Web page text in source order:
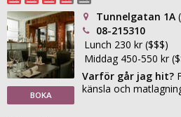
BOKA
Tunnelgatan 1A
08-215310
Lunch 230 kr ($$$)
Middag 450-550 kr
Varför går jag hit?
känsla och